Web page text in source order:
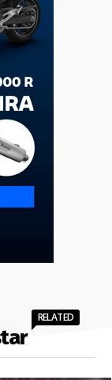
RELATED